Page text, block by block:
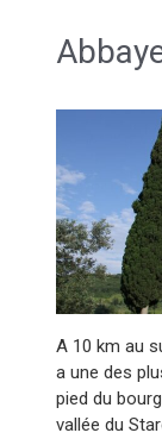
A 10 km au
a une des
pied du
vallée du